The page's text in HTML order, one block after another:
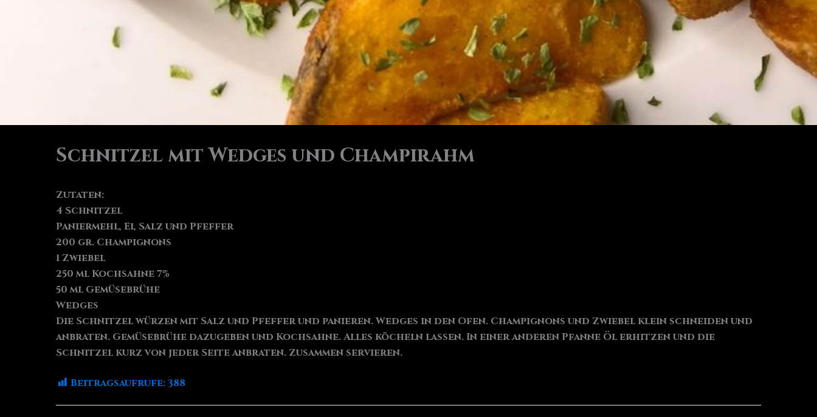
Schnitzel mit Wedges und Champirahm
Zutaten:
4 Schnitzel
Paniermehl, Ei, Salz und Pfeffer
200 gr. Champignons
1 Zwiebel
250 ml Kochsahne 7%
50 ml Gemüsebrühe
Wedges
Die Schnitzel würzen mit Salz und Pfeffer und panieren. Wedges in den Ofen. Champignons und Zwiebel klein schneiden und
anbraten. Gemüsebrühe dazugeben und Kochsahne. Alles köcheln lassen. In einer anderen Pfanne Öl erhitzen und die
Schnitzel kurz von jeder Seite anbraten. Zusammen servieren.
Beitragsaufrufe:388